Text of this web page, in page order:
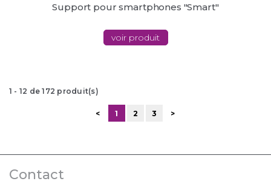
Support pour smartphones "Smart"
voir produit
1 - 12 de 172 produit(s)
< 1 2 3 >
Contact